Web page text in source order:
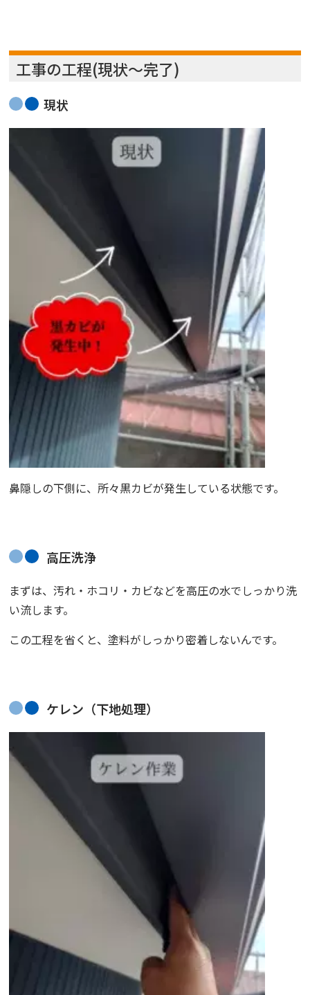
工事の工程(現状～完了)
現状
鼻隠しの下側に、所々黒カビが発生している状態です。
高圧洗浄
まずは、汚れ・ホコリ・カビなどを高圧の水でしっかり洗
い流します。
この工程を省くと、塗料がしっかり密着しないんです。
ケレン（下地処理）